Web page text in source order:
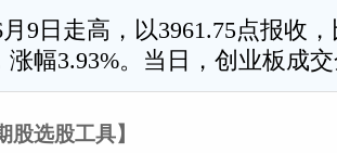
9日走高，以3961.75点报收
涨幅3.93%。当日，创业板成
股选股工具】